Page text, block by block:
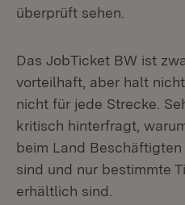
überprüft sehen.
Das JobTicket BW ist
vorteilhaft, aber halt
nicht für jede Strecke.
kritisch hinterfragt,
beim Land
sind und nur bestimmte
erhältlich sind.